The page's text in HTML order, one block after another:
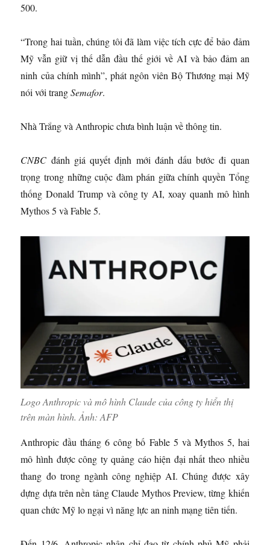
500.
“Trong hai tuần, chúng tôi đã làm việc tích cực để bảo đảm
Mỹ vẫn giữ vị thế dẫn đầu thế giới về AI và bảo đảm an
ninh của chính mình”, phát ngôn viên Bộ Thương mại Mỹ
nói với trangSemafor.
Nhà Trắng và Anthropic chưa bình luận về thông tin.
CNBC đánh giá quyết định mới đánh dấu bước đi quan
trọng trong những cuộc đàm phán giữa chính quyền Tổng
thống Donald Trump và công ty AI, xoay quanh mô hình
Mythos 5 và Fable 5.
Logo Anthropic và mô hình Claude của công ty hiển thị
trên màn hình. Ảnh:AFP
Anthropic đầu tháng 6 công bố Fable 5 và Mythos 5, hai
mô hình được công ty quảng cáo hiện đại nhất theo nhiều
thang đo trong ngành công nghiệp AI. Chúng được xây
dựng dựa trên nền tảng Claude Mythos Preview, từng khiến
quan chức Mỹ lo ngại vì năng lực an ninh mạng tiên tiến.